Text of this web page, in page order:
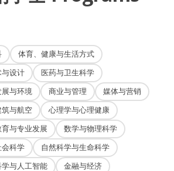
体育、健康与生活方式
设计
医药与卫生科学
与环境
商业与管理
媒体与营销
与航空
心理学与心理健康
与专业发展
数学与物理科学
科学
自然科学与生命科学
与人工智能
金融与经济